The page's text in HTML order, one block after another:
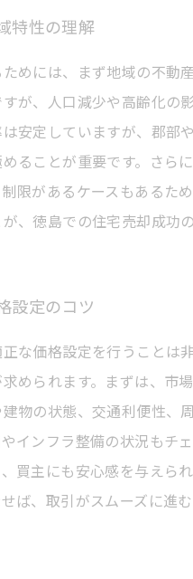
特性の理解
めには、まず地域の不
が、人口減少や高齢化
安定していますが、郡部
ることが重要です。さら
限があるケースもあるた
、徳島での住宅売却成功
設定のコツ
な価格設定を行うことは
められます。まずは、
物の状態、交通利便性、
インフラ整備の状況も
買主にも安心感を与え
ば、取引がスムーズに進